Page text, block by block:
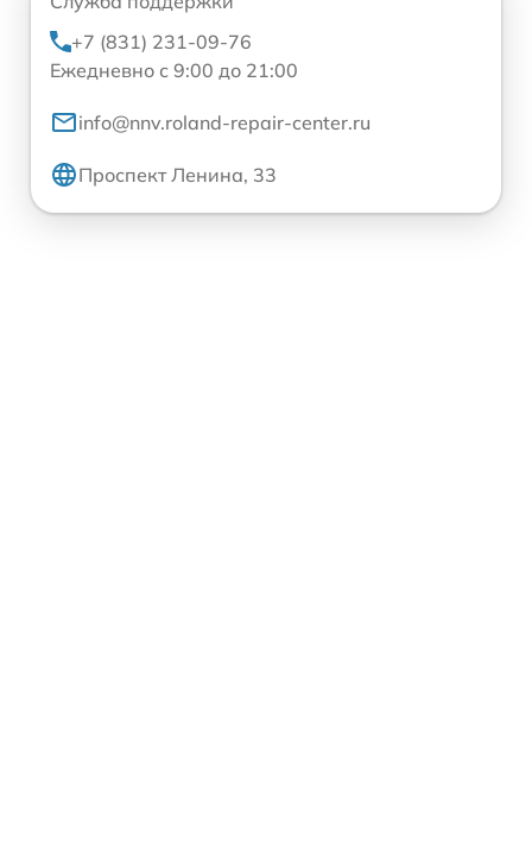
+7 (831) 231-09-76
Ежедневно с 9:00 до 21:00
info@nnv.roland-repair-center.ru
Проспект Ленина, 33